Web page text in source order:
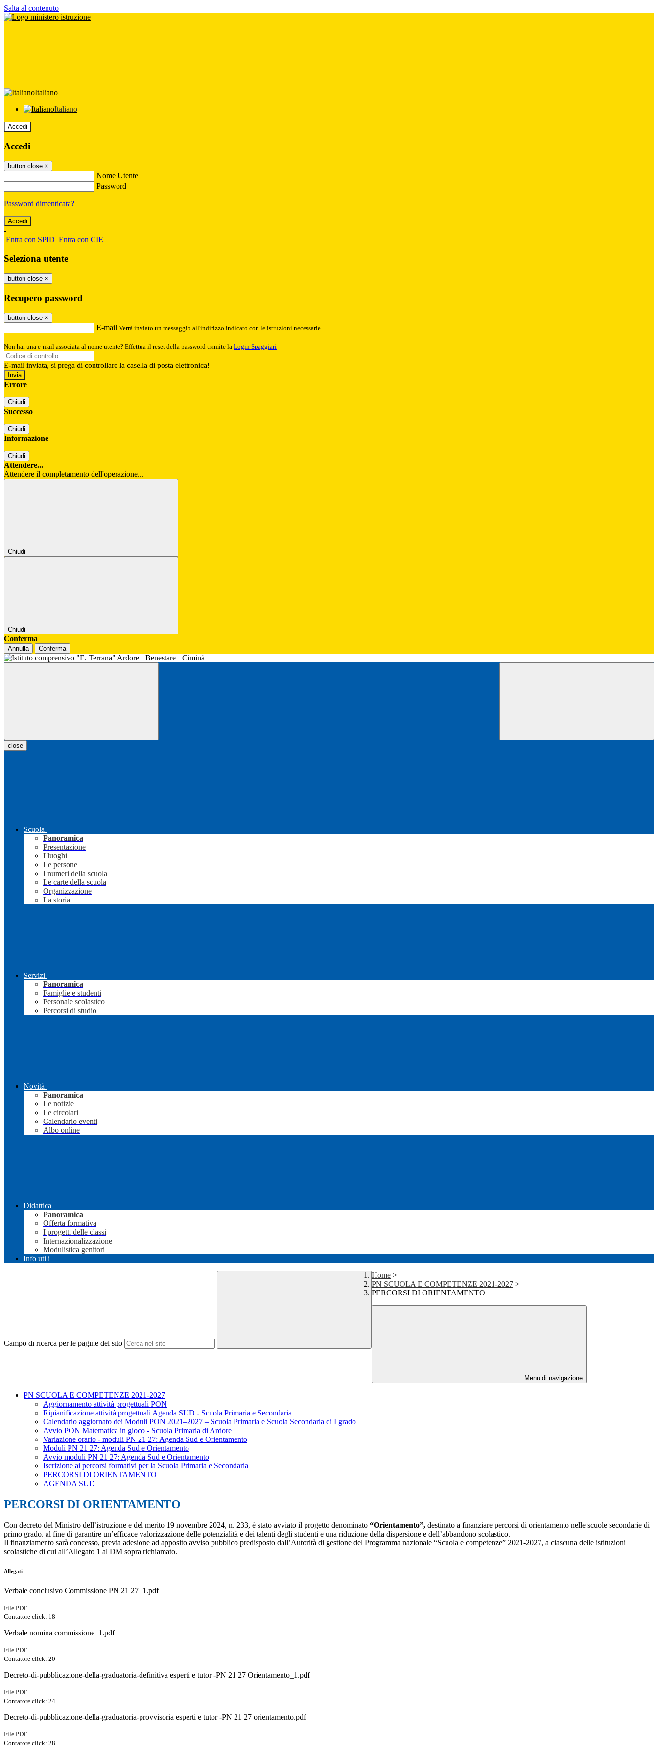
Salta al contenuto
Italiano
Italiano
Accedi
Accedi
button close ×
Nome Utente
Password
Password dimenticata?
-
Entra con SPID Entra con CIE
Seleziona utente
button close ×
Recupero password
button close ×
E-mail Verrà inviato un messaggio all'indirizzo indicato con le istruzioni necessarie.
Non hai una e-mail associata al nome utente? Effettua il reset della password tramite la Login Spaggiari
E-mail inviata, si prega di controllare la casella di posta elettronica!
Errore
Chiudi
Successo
Chiudi
Informazione
Chiudi
Attendere...
Attendere il completamento dell'operazione...
Chiudi
Chiudi
Conferma
Annulla Conferma
close
Scuola
Panoramica
Presentazione
I luoghi
Le persone
I numeri della scuola
Le carte della scuola
Organizzazione
La storia
Servizi
Panoramica
Famiglie e studenti
Personale scolastico
Percorsi di studio
Novità
Panoramica
Le notizie
Le circolari
Calendario eventi
Albo online
Didattica
Panoramica
Offerta formativa
I progetti delle classi
Internazionalizzazione
Modulistica genitori
Info utili
Campo di ricerca per le pagine del sito
Home >
PN SCUOLA E COMPETENZE 2021-2027 >
PERCORSI DI ORIENTAMENTO
Menu di navigazione
PN SCUOLA E COMPETENZE 2021-2027
Aggiornamento attività progettuali PON
Ripianificazione attività progettuali Agenda SUD - Scuola Primaria e Secondaria
Calendario aggiornato dei Moduli PON 2021–2027 – Scuola Primaria e Scuola Secondaria di I grado
Avvio PON Matematica in gioco - Scuola Primaria di Ardore
Variazione orario - moduli PN 21 27: Agenda Sud e Orientamento
Moduli PN 21 27: Agenda Sud e Orientamento
Avvio moduli PN 21 27: Agenda Sud e Orientamento
Iscrizione ai percorsi formativi per la Scuola Primaria e Secondaria
PERCORSI DI ORIENTAMENTO
AGENDA SUD
PERCORSI DI ORIENTAMENTO
Con decreto del Ministro dell’istruzione e del merito 19 novembre 2024, n. 233, è stato avviato il progetto denominato “Orientamento”, destinato a finanziare percorsi di orientamento nelle scuole secondarie di
primo grado, al fine di garantire un’efficace valorizzazione delle potenzialità e dei talenti degli studenti e una riduzione della dispersione e dell’abbandono scolastico.
Il finanziamento sarà concesso, previa adesione ad apposito avviso pubblico predisposto dall’Autorità di gestione del Programma nazionale “Scuola e competenze” 2021-2027, a ciascuna delle istituzioni
scolastiche di cui all’Allegato 1 al DM sopra richiamato.
Allegati
Verbale conclusivo Commissione PN 21 27_1.pdf
File PDF
Contatore click: 18
Verbale nomina commissione_1.pdf
File PDF
Contatore click: 20
Decreto-di-pubblicazione-della-graduatoria-definitiva esperti e tutor -PN 21 27 Orientamento_1.pdf
File PDF
Contatore click: 24
Decreto-di-pubblicazione-della-graduatoria-provvisoria esperti e tutor -PN 21 27 orientamento.pdf
File PDF
Contatore click: 28